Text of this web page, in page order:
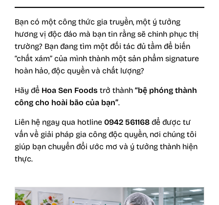
Bạn có một công thức gia truyền, một ý tưởng
hương vị độc đáo mà bạn tin rằng sẽ chinh phục thị
trường? Bạn đang tìm một đối tác đủ tầm để biến
“chất xám” của mình thành một sản phẩm signature
hoàn hảo, độc quyền và chất lượng?
Hãy để Hoa Sen Foods trở thành “bệ phóng thành
công cho hoài bão của bạn”.
Liên hệ ngay qua hotline 0942 561168 để được tư
vấn về giải pháp gia công độc quyền, nơi chúng tôi
giúp bạn chuyển đổi ước mơ và ý tưởng thành hiện
thực.